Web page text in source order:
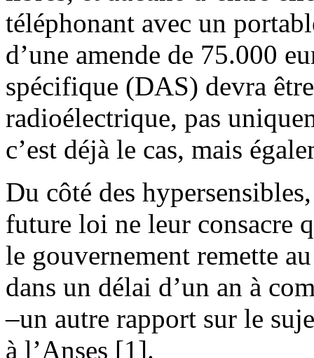
téléphonant avec un
d’une amende de 75.000
spécifique (DAS) devra
radioélectrique, pas
c’est déjà le cas, mais
Du côté des
future loi ne leur consacre
le gouvernement remette
dans un délai d’un an à
–un autre rapport sur le
à l’Anses [1].